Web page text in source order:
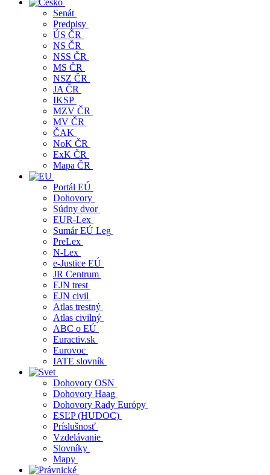
Senát
Predpisy
ÚS ČR
NS ČR
NSS ČR
MS ČR
NSZ ČR
JA ČR
IKSP
MZV ČR
MV ČR
ČAK
NoK ČR
ExK ČR
Mapa ČR
Portál EÚ
Dohovory
Súdny dvor
EUR-Lex
Sumár EÚ Leg
PreLex
N-Lex
e-Justice EÚ
JR Centrum
EJN trest
EJN civil
Atlas trestný
Atlas civilný
ABC o EÚ
Euractiv.sk
Eurovoc
IATE slovník
Dohovory OSN
Dohovory Haag
Dohovory Rady Európy
ESĽP (HUDOC)
Príslušnosť
Vzdelávanie
Slovníky
Mapy